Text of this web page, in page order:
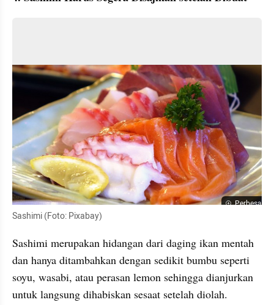
Perbesar
Sashimi (Foto: Pixabay)
Sashimi merupakan hidangan dari daging ikan mentah
dan hanya ditambahkan dengan sedikit bumbu seperti
soyu, wasabi, atau perasan lemon sehingga dianjurkan
untuk langsung dihabiskan sesaat setelah diolah.